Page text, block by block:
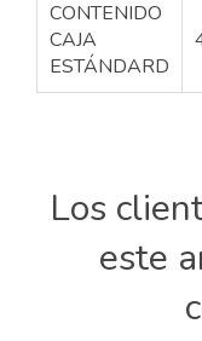
CONTENIDO
CAJA
ESTÁNDARD
Los
este